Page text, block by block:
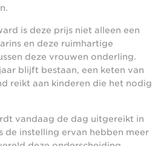
is deze prijs niet alleen een
en deze ruimhartige
deze vrouwen onderling.
blijft bestaan, een keten van
reikt aan kinderen die het nodig
vandaag de dag uitgereikt in
de instelling ervan hebben meer